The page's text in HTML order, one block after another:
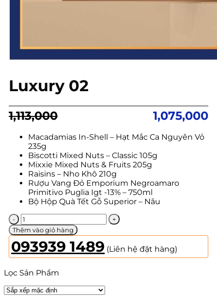
Luxury 02
1,113,000Giá
là:
1,075,000
Giá
tại
1,075,000.
Macadamias In-Shell – Hạt Mắc Ca Nguyên Vỏ
235g
Biscotti Mixed Nuts – Classic 105g
Mixxie Mixed Nuts & Fruits 205g
Raisins – Nho Khô 210g
Rượu Vang Đỏ Emporium Negroamaro
Primitivo Puglia Igt -13% – 750ml
Bộ Hộp Quà Tết Gỗ Superior – Nâu
Luxury
02
số
lượng
Thêm vào giỏ hàng
093939 1489 (Liên hệ đặt hàng)
Lọc Sản Phẩm